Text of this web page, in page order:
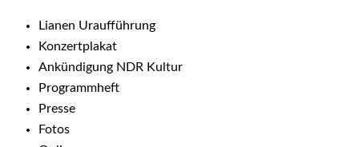
Lianen Uraufführung
Konzertplakat
Ankündigung NDR Kultur
Programmheft
Presse
Fotos